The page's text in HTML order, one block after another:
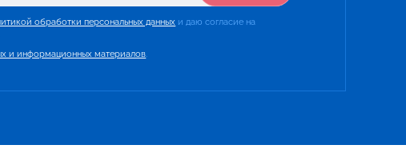
обработки персональных данных и даю согласие на
и информационных материалов